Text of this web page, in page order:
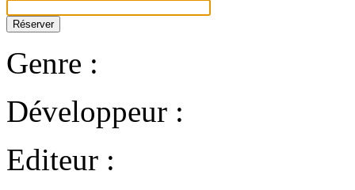
Genre :
Développeur :
Editeur :